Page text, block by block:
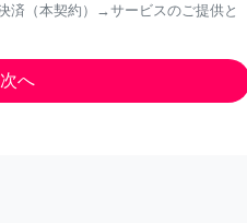
済（本契約）→サービスのご提供と